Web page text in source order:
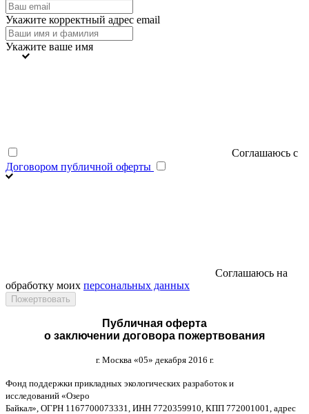
Укажите корректный адрес email
Укажите ваше имя
Соглашаюсь с
Договором публичной оферты
Соглашаюсь на
обработку моих персональных данных
Публичная оферта
о заключении договора пожертвования
г. Москва «05» декабря 2016 г.
Фонд поддержки прикладных экологических разработок и
исследований «Озеро
Байкал», ОГРН 1167700073331, ИНН 7720359910, КПП 772001001, адрес